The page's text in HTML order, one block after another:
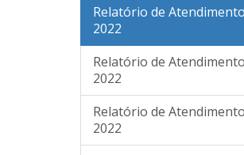
Relatório de
2022
Relatório de
2022
Relatório de
2022